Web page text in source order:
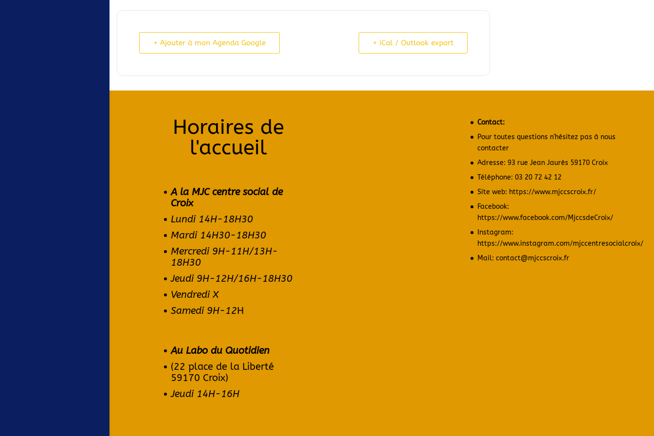
+ Ajouter à mon Agenda Google + iCal / Outlook export
Horaires de
l'accueil
A la MJC centre social de
Croix
Lundi 14H-18H30
Mardi 14H30-18H30
Mercredi 9H-11H/13H-
18H30
Jeudi 9H-12H/16H-18H30
Vendredi X
Samedi 9H-12H
Au Labo du Quotidien
(22 place de la Liberté
59170 Croix)
Jeudi 14H-16H
Contact:
Pour toutes questions n'hésitez pas à nous
contacter
Adresse: 93 rue Jean Jaurès 59170 Croix
Téléphone: 03 20 72 42 12
Site web: https://www.mjccscroix.fr/
Facebook:
https://www.facebook.com/MjccsdeCroix/
Instagram:
https://www.instagram.com/mjccentresocialcroix/
Mail: contact@mjccscroix.fr